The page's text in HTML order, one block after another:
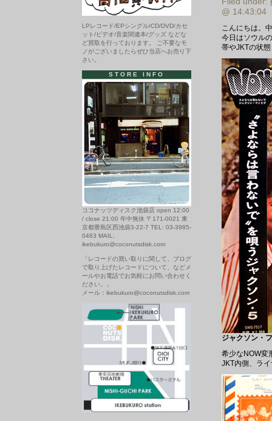
@ 14:43:04
こんにちは。
今日はソウル
帯やJKTの状
ジャクソン・
希少なNOW変
JKT内側、ラ
LPレコード/EPシングル/CD/DVD/カセ
ット/ビデオ/音楽関連本/グッズ などな
ど買取を行っております。 ご不要なモ
ノがございましたらぜひ当店へお売り下
さい。
STORE INFO
ココナッツディスク池袋店 open 12:00
/ close 21:00 年中無休 〒171-0021 東
京都豊島区西池袋3-22-7 TEL: 03-3985-
0463 MAIL:
ikebukuro@coconutsdisk.com
「レコードの買い取りに関して、ブログ
で取り上げたレコードについて、などメ
ールやお電話でお気軽にお問い合わせく
ださい。」
メール：ikebukuro@coconutsdisk.com